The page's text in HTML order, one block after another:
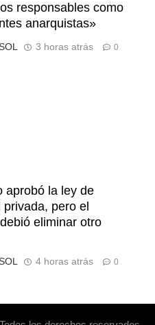
responsables como
anarquistas»
3 horas atrás 0
aprobó la ley de
pero el
eliminar otro
4 horas atrás 0